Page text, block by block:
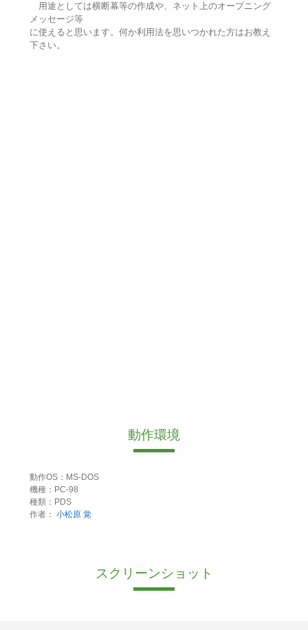
用途としては横断幕等の作成や、ネット上のオープニング
メッセージ等
に使えると思います。何か利用法を思いつかれた方はお教え
下さい。
動作環境
動作OS：MS-DOS
機種：PC-98
種類：PDS
作者： 小松原 覚
スクリーンショット